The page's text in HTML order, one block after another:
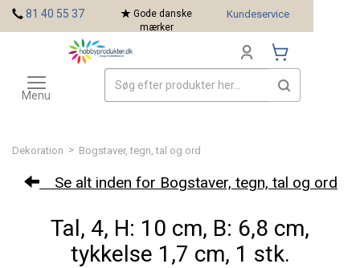
Dekoration > Bogstaver, tegn, tal og ord
Se alt inden for Bogstaver, tegn, tal og ord
Tal, 4, H: 10 cm, B: 6,8 cm,
tykkelse 1,7 cm, 1 stk.
81 40 55 37
Gode danske
mærker
Kundeservice
Toggle
navigation
Menu
Mærker